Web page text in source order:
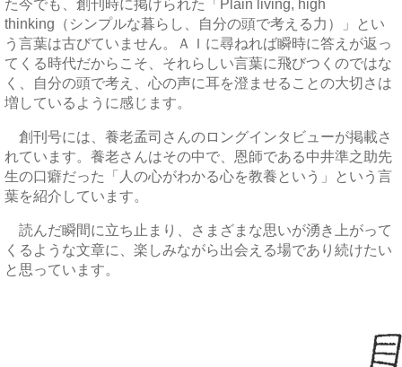
た今でも、創刊時に掲げられた「Plain living, high
thinking（シンプルな暮らし、自分の頭で考える力）」とい
う言葉は古びていません。ＡＩに尋ねれば瞬時に答えが返っ
てくる時代だからこそ、それらしい言葉に飛びつくのではな
く、自分の頭で考え、心の声に耳を澄ませることの大切さは
増しているように感じます。
創刊号には、養老孟司さんのロングインタビューが掲載さ
れています。養老さんはその中で、恩師である中井準之助先
生の口癖だった「人の心がわかる心を教養という」という言
葉を紹介しています。
読んだ瞬間に立ち止まり、さまざまな思いが湧き上がって
くるような文章に、楽しみながら出会える場であり続けたい
と思っています。